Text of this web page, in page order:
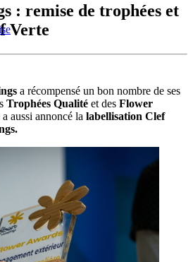
: remise de trophées et
Verte
a récompensé un bon nombre de ses
Trophées Qualité et des Flower
a aussi annoncé la labellisation Clef